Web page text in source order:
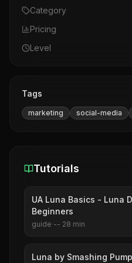
Category
Pricing
Level
Tags
marketing social-media
Tutorials
UA Luna Basics - Luna
Beginners
guide -- 28 min
Luna by Smashing